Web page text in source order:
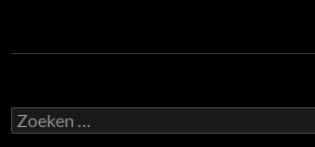
Zoeken
naar: